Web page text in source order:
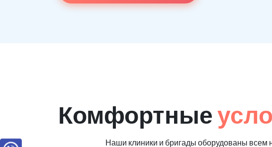
Комфортные
Наши клиники и бригады оборудованы всем